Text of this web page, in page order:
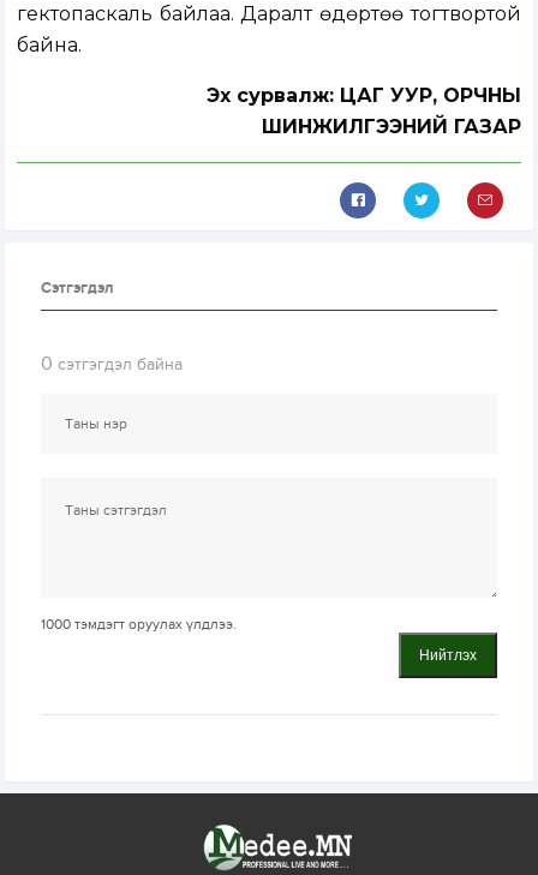
гектопаскаль байлаа. Даралт өдөртөө тогтвортой
байна.
Эх сурвалж: ЦАГ УУР, ОРЧНЫ
ШИНЖИЛГЭЭНИЙ ГАЗАР
Сэтгэгдэл
0 сэтгэгдэл байна
1000 тэмдэгт оруулах үлдлээ.
Нийтлэх